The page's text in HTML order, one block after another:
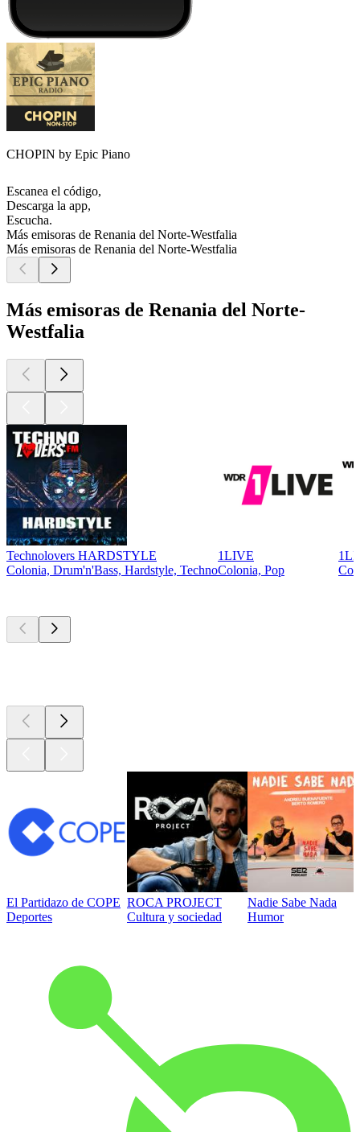
CHOPIN by Epic Piano
Escanea el código,
Descarga la app,
Escucha.
Más emisoras de Renania del Norte-Westfalia
Más emisoras de Renania del Norte-Westfalia
Más emisoras de Renania del Norte-
Westfalia
Technolovers HARDSTYLE
Colonia, Drum'n'Bass, Hardstyle, Techno
1LIVE
Colonia, Pop
El Partidazo de COPE
Deportes
ROCA PROJECT
Cultura y sociedad
Nadie Sabe Nada
Humor